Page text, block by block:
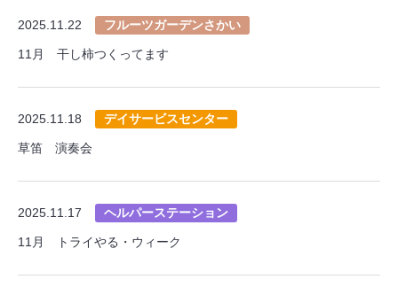
2025.11.22 フルーツガーデンさかい
11月 干し柿つくってます
2025.11.18 デイサービスセンター
草笛 演奏会
2025.11.17 ヘルパーステーション
11月 トライやる・ウィーク